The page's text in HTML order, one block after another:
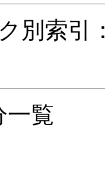
別索引：
一覧